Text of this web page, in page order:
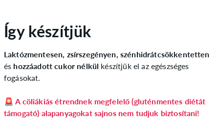
Így készítjük
Laktózmentesen, zsírszegényen, szénhidrátcsökkentetten
és hozzáadott cukor nélkül készítjük el az egészséges
fogásokat.
🚨 A cöliákiás étrendnek megfelelő (gluténmentes diétát
támogató) alapanyagokat sajnos nem tudjuk biztosítani!